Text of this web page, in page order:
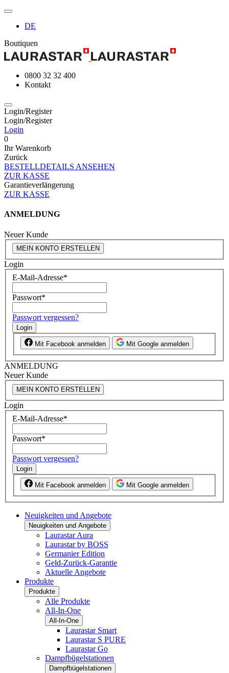
DE
Boutiquen
0800 32 32 400
Kontakt
Login/Register
Login/Register
Login
0
Ihr Warenkorb
Zurück
BESTELLDETAILS ANSEHEN
ZUR KASSE
Garantieverlängerung
ZUR KASSE
ANMELDUNG
Neuer Kunde
MEIN KONTO ERSTELLEN
Login
E-Mail-Adresse*
Passwort*
Passwort vergessen?
Login
Mit Facebook anmelden Mit Google anmelden
ANMELDUNG
Neuer Kunde
MEIN KONTO ERSTELLEN
Login
E-Mail-Adresse*
Passwort*
Passwort vergessen?
Login
Mit Facebook anmelden Mit Google anmelden
Neuigkeiten und Angebote
Neuigkeiten und Angebote
Laurastar Aura
Laurastar by BOSS
Germanier Edition
Geld-Zurück-Garantie
Aktuelle Angebote
Produkte
Produkte
Alle Produkte
All-In-One
All-In-One
Laurastar Smart
Laurastar S PURE
Laurastar Go
Dampfbügelstationen
Dampfbügelstationen